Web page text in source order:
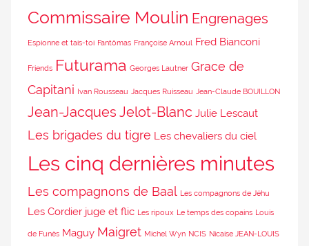
Commissaire Moulin Engrenages
Espionne et tais-toi Fantômas Françoise Arnoul Fred Bianconi
Friends Futurama Georges Lautner Grace de
Capitani
Ivan Rousseau Jacques Ruisseau Jean-Claude BOUILLON
Jean-Jacques Jelot-Blanc Julie Lescaut
Les brigades du tigre Les chevaliers du ciel
Les cinq dernières minutes
Les compagnons de Baal Les compagnons de Jéhu
Les Cordier juge et flic Les ripoux Le temps des copains Louis
de Funès Maguy Maigret Michel Wyn NCIS Nicaise JEAN-LOUIS